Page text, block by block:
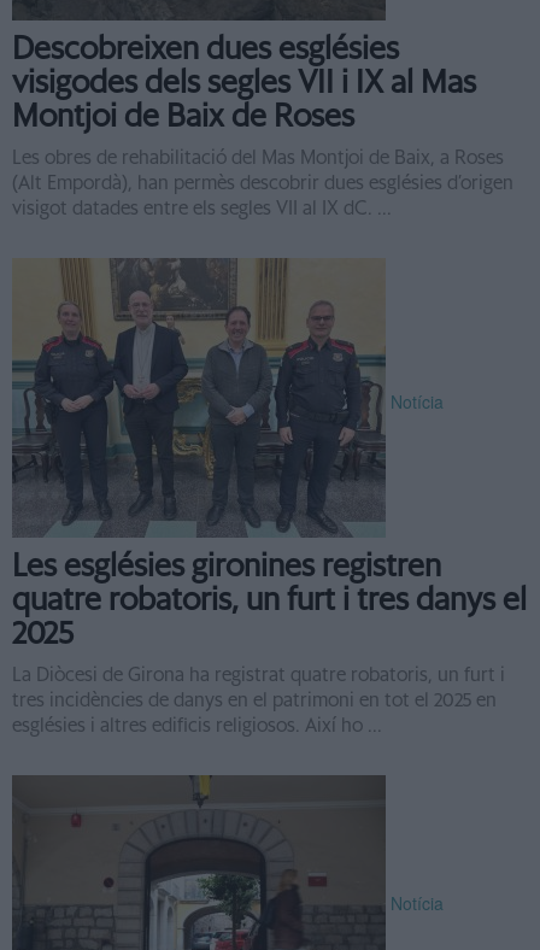
Descobreixen dues esglésies
visigodes dels segles VII i IX al Mas
Montjoi de Baix de Roses
Les obres de rehabilitació del Mas Montjoi de Baix, a Roses
(Alt Empordà), han permès descobrir dues esglésies d’origen
visigot datades entre els segles VII al IX dC. ...
Notícia
Les esglésies gironines registren
quatre robatoris, un furt i tres danys el
2025
La Diòcesi de Girona ha registrat quatre robatoris, un furt i
tres incidències de danys en el patrimoni en tot el 2025 en
esglésies i altres edificis religiosos. Així ho ...
Notícia